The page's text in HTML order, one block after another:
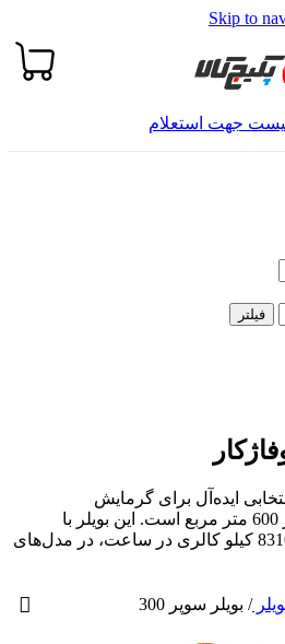
Skip to
جهت استعلام
فیلتر
انتخابی ایده‌آل برای گرمایش
ساختمان‌های کوچک تا متراژ 600 متر مربع است. این بویلر با
ظرفیت حرارتی 43700 تا 83100 کیلو کالری در ساعت، در مدل‌های
/ بویلر سوپر 300